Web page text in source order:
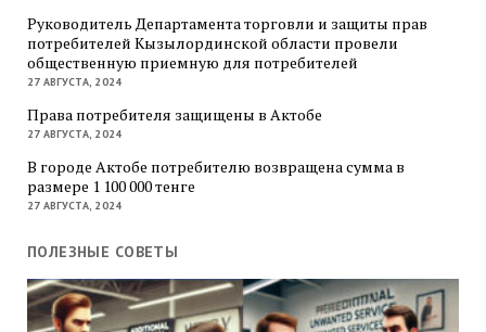
Руководитель Департамента торговли и защиты прав
потребителей Кызылординской области провели
общественную приемную для потребителей
27 АВГУСТА, 2024
Права потребителя защищены в Актобе
27 АВГУСТА, 2024
В городе Актобе потребителю возвращена сумма в
размере 1 100 000 тенге
27 АВГУСТА, 2024
ПОЛЕЗНЫЕ СОВЕТЫ